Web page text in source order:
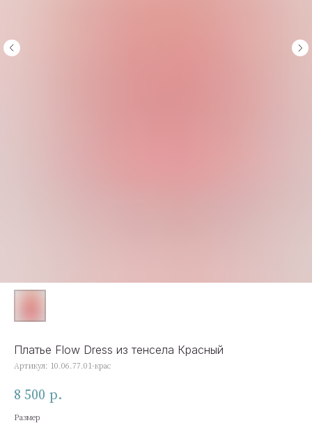
Платье Flow Dress из тенсела Красный
Артикул: 10.06.77.01-крас
8 500 р.
Размер